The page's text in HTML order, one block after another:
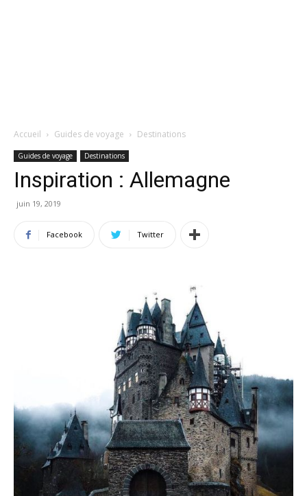
Accueil Guides de voyage Destinations
Guides de voyage Destinations
Inspiration : Allemagne
juin 19, 2019
Facebook Twitter